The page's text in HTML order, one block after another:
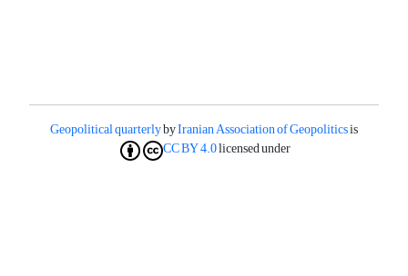
Geopolitical quarterlybyIranian Association of Geopoliticsis
licensed under
CC BY 4.0